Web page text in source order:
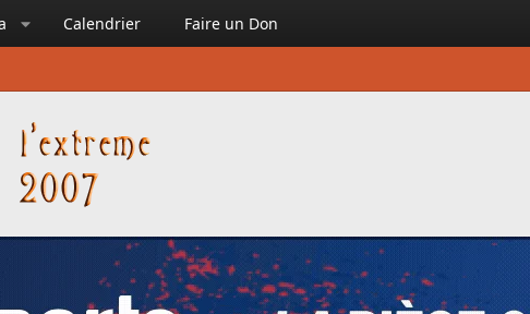
Calendrier Faire un Don